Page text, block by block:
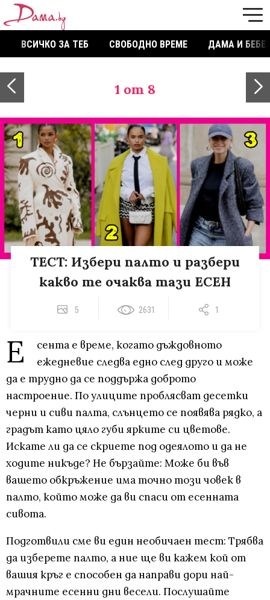
ВСИЧКО ЗА ТЕБ СВОБОДНО ВРЕМЕ ДАМА И БЕБЕ
1 от 8
ТЕСТ: Избери палто и разбери
какво те очаква тази ЕСЕН
5 2631 1
Е
сента е време, когато дъждовното
ежедневие следва едно след друго и може
да е трудно да се поддържа доброто
настроение. По улиците проблясват десетки
черни и сиви палта, слънцето се появява рядко, а
градът като цяло губи ярките си цветове.
Искате ли да се скриете под одеялото и да не
ходите никъде? Не бързайте: Може би във
вашето обкръжение има точно този човек в
палто, който може да ви спаси от есенната
сивота.
Подготвили сме ви един необичаен тест: Трябва
да изберете палто, а ние ще ви кажем кой от
вашия кръг е способен да направи дори най-
мрачните есенни дни весели. Послушайте